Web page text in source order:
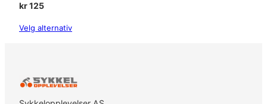
kr125
Velg alternativ